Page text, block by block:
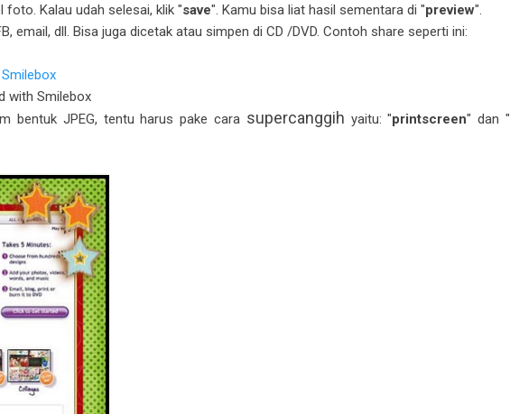
foto. Kalau udah selesai, klik "save". Kamu bisa liat hasil sementara di "preview".
email, dll. Bisa juga dicetak atau simpen di CD /DVD. Contoh share seperti ini:
with Smilebox
bentuk JPEG, tentu harus pake cara supercanggih yaitu: "printscreen" dan "